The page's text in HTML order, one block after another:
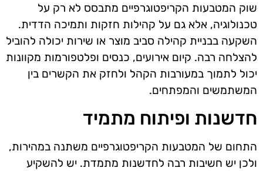
שוק המטבעות הקריפטוגרפיים מתבסס לא רק על
טכנולוגיה, אלא גם על קהילות חזקות ותמיכה הדדית.
השקעה בבניית קהילה סביב מוצר או שירות יכולה להוביל
להצלחה רבה. קיום אירועים, כנסים ופלטפורמות מקוונות
יכול לתמוך במעורבות הקהל ולחזק את הקשרים בין
המשתמשים והמפתחים.
חדשנות ופיתוח מתמיד
התחום של המטבעות הקריפטוגרפיים משתנה במהירות,
ולכן יש חשיבות רבה לחדשנות מתמדת. יש להשקיע